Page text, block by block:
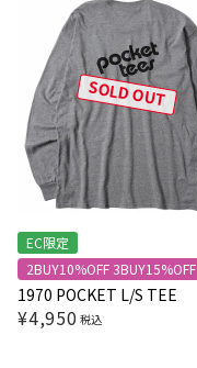
SOLD OUT
EC限定
2BUY10%OFF 3BUY15%OFF
1970 POCKET L/S TEE
¥4,950 税込